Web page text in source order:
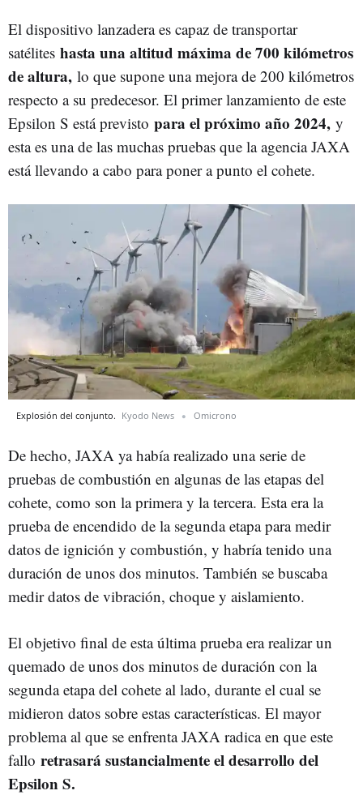
El dispositivo lanzadera es capaz de transportar
satélites hasta una altitud máxima de 700 kilómetros
de altura, lo que supone una mejora de 200 kilómetros
respecto a su predecesor. El primer lanzamiento de este
Epsilon S está previsto para el próximo año 2024, y
esta es una de las muchas pruebas que la agencia JAXA
está llevando a cabo para poner a punto el cohete.
Explosión del conjunto. Kyodo News Omicrono
De hecho, JAXA ya había realizado una serie de
pruebas de combustión en algunas de las etapas del
cohete, como son la primera y la tercera. Esta era la
prueba de encendido de la segunda etapa para medir
datos de ignición y combustión, y habría tenido una
duración de unos dos minutos. También se buscaba
medir datos de vibración, choque y aislamiento.
El objetivo final de esta última prueba era realizar un
quemado de unos dos minutos de duración con la
segunda etapa del cohete al lado, durante el cual se
midieron datos sobre estas características. El mayor
problema al que se enfrenta JAXA radica en que este
fallo retrasará sustancialmente el desarrollo del
Epsilon S.